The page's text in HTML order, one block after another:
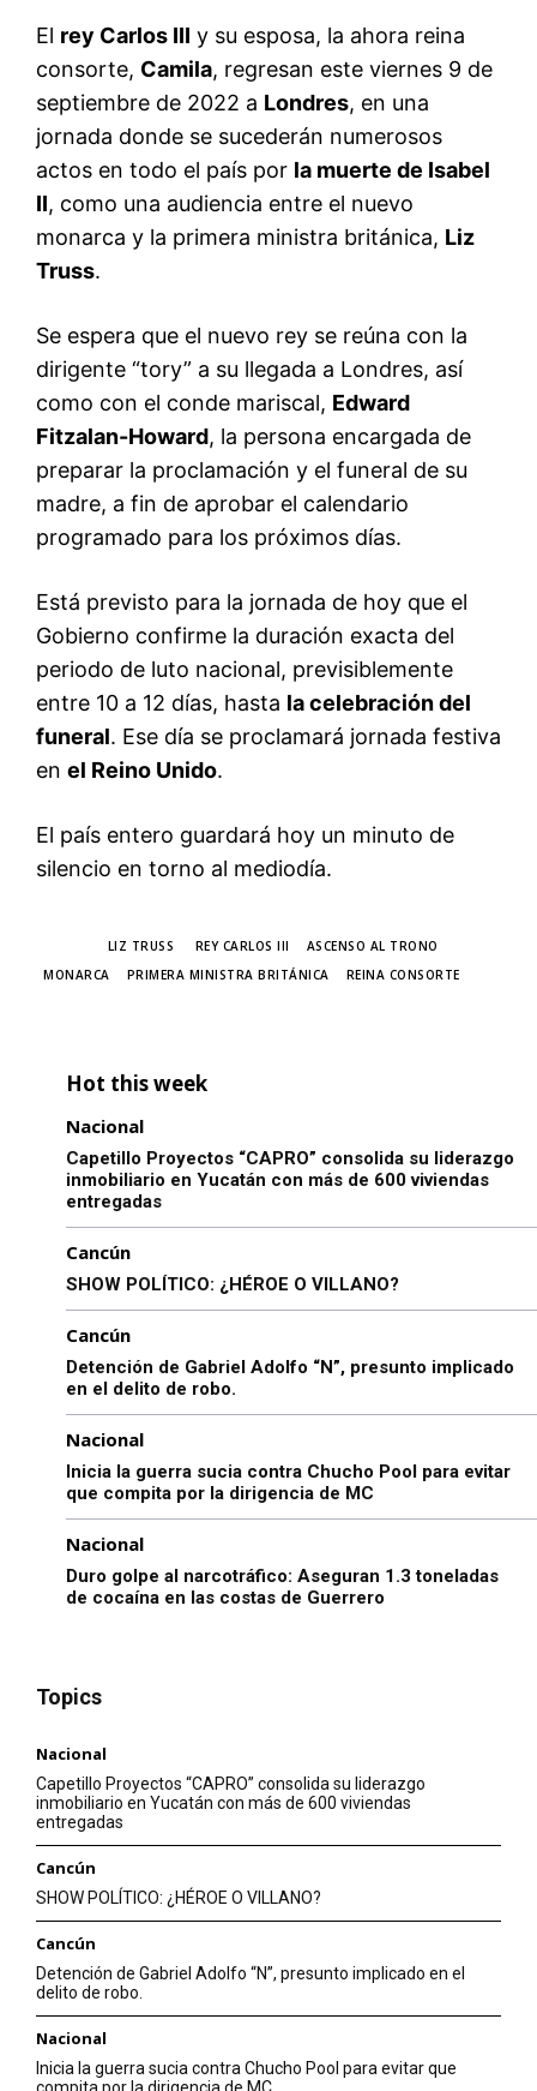
El rey Carlos III y su esposa, la ahora reina
consorte, Camila, regresan este viernes 9 de
septiembre de 2022 a Londres, en una
jornada donde se sucederán numerosos
actos en todo el país por la muerte de Isabel
II, como una audiencia entre el nuevo
monarca y la primera ministra británica, Liz
Truss.
Se espera que el nuevo rey se reúna con la
dirigente “tory” a su llegada a Londres, así
como con el conde mariscal, Edward
Fitzalan-Howard, la persona encargada de
preparar la proclamación y el funeral de su
madre, a fin de aprobar el calendario
programado para los próximos días.
Está previsto para la jornada de hoy que el
Gobierno confirme la duración exacta del
periodo de luto nacional, previsiblemente
entre 10 a 12 días, hasta la celebración del
funeral. Ese día se proclamará jornada festiva
en el Reino Unido.
El país entero guardará hoy un minuto de
silencio en torno al mediodía.
LIZ TRUSS REY CARLOS III
ASCENSO AL TRONO
MONARCA
PRIMERA MINISTRA BRITÁNICA REINA CONSORTE
Hot this week
Nacional
Capetillo Proyectos “CAPRO” consolida su liderazgo
inmobiliario en Yucatán con más de 600 viviendas
entregadas
Cancún
SHOW POLÍTICO: ¿HÉROE O VILLANO?
Cancún
Detención de Gabriel Adolfo “N”, presunto implicado
en el delito de robo.
Nacional
Inicia la guerra sucia contra Chucho Pool para evitar
que compita por la dirigencia de MC
Nacional
Duro golpe al narcotráfico: Aseguran 1.3 toneladas
de cocaína en las costas de Guerrero
Topics
Nacional
Capetillo Proyectos “CAPRO” consolida su liderazgo
inmobiliario en Yucatán con más de 600 viviendas
entregadas
Cancún
SHOW POLÍTICO: ¿HÉROE O VILLANO?
Cancún
Detención de Gabriel Adolfo “N”, presunto implicado en el
delito de robo.
Nacional
Inicia la guerra sucia contra Chucho Pool para evitar que